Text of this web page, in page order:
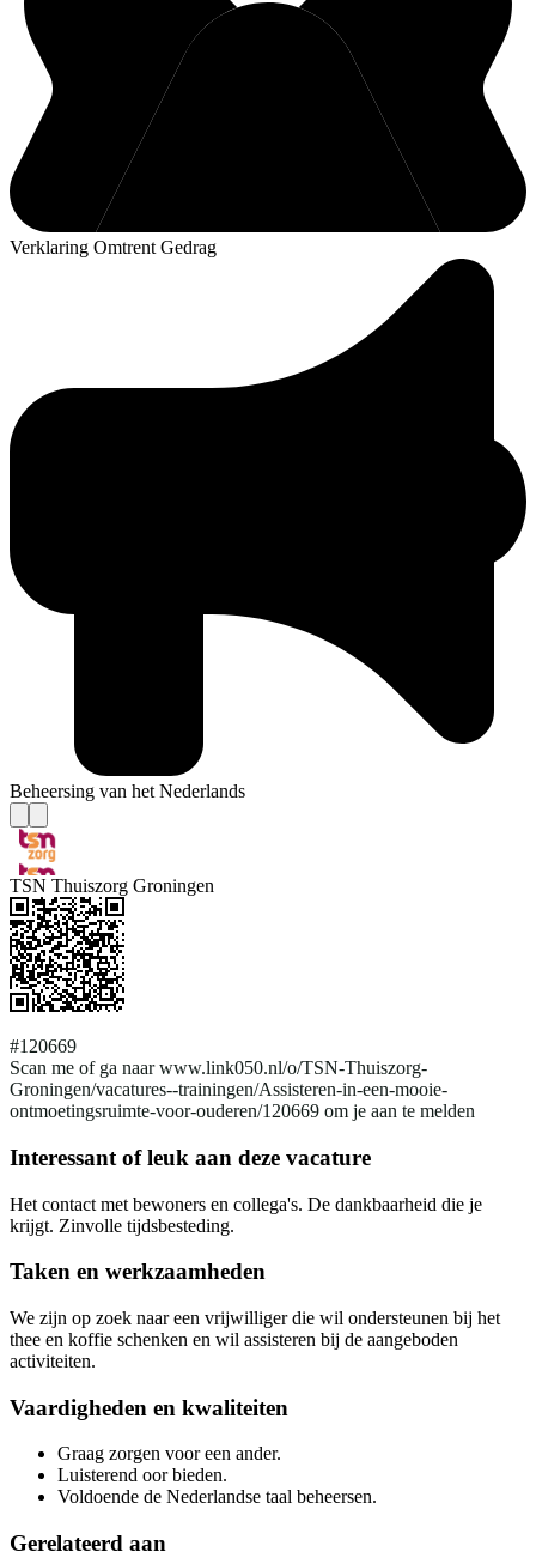
Verklaring Omtrent Gedrag
Beheersing van het Nederlands
TSN Thuiszorg Groningen
#120669
Scan me of ga naar www.link050.nl/o/TSN-Thuiszorg-
Groningen/vacatures--trainingen/Assisteren-in-een-mooie-
ontmoetingsruimte-voor-ouderen/120669 om je aan te melden
Interessant of leuk aan deze vacature
Het contact met bewoners en collega's. De dankbaarheid die je
krijgt. Zinvolle tijdsbesteding.
Taken en werkzaamheden
We zijn op zoek naar een vrijwilliger die wil ondersteunen bij het
thee en koffie schenken en wil assisteren bij de aangeboden
activiteiten.
Vaardigheden en kwaliteiten
Graag zorgen voor een ander.
Luisterend oor bieden.
Voldoende de Nederlandse taal beheersen.
Gerelateerd aan